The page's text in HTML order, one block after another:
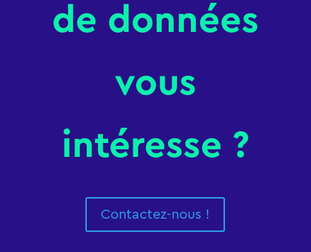
de données
vous
intéresse ?
Contactez-nous !